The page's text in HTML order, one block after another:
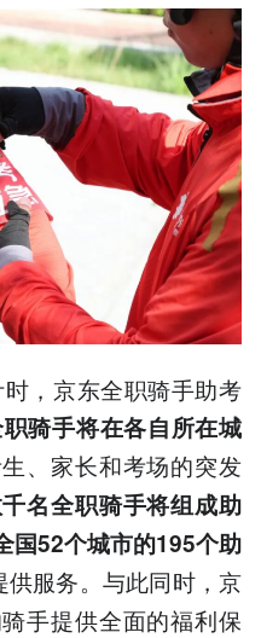
，京东全职骑手助考
骑手将在各自所在城
、家长和考场的突发
名全职骑手将组成助
国52个城市的195个助
供服务。与此同时，京
手提供全面的福利保